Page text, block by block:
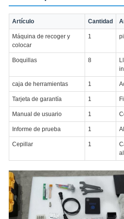
Artículo Cantidad
Máquina de recoger y
colocar
1
Boquillas 8
caja de herramientas 1
Tarjeta de garantía 1
Manual de usuario 1
Informe de prueba 1
Cepillar 1